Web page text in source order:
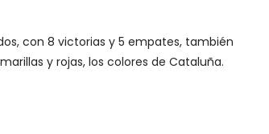
con 8 victorias y 5 empates, también
y rojas, los colores de Cataluña.